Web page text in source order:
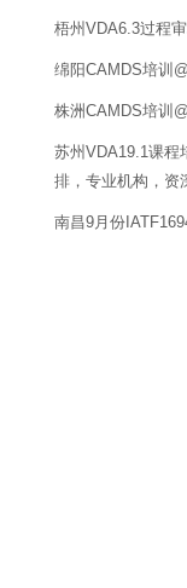
梧州VDA6.3过程
绵阳CAMDS培训
株洲CAMDS培训
苏州VDA19.1课程
排，专业机构，资
南昌9月份